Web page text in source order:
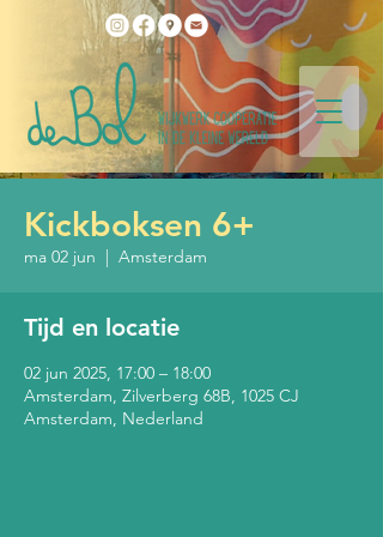
Kickboksen 6+
ma 02 jun
  |
Amsterdam
Tijd en locatie
02 jun 2025, 17:00 – 18:00
Amsterdam, Zilverberg 68B, 1025 CJ
Amsterdam, Nederland